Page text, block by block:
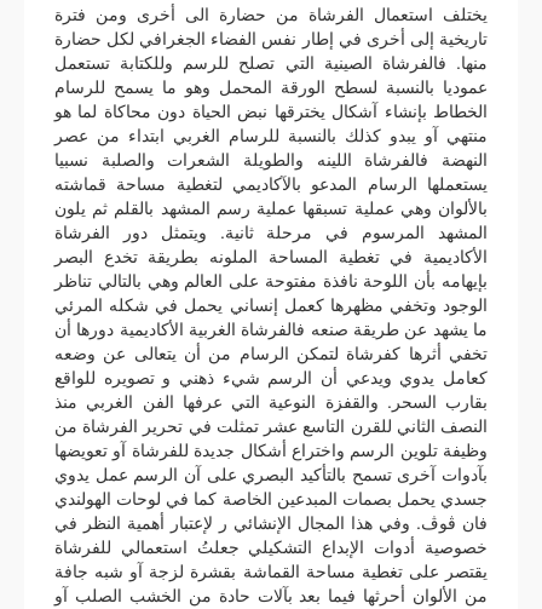
يختلف استعمال الفرشاة من حضارة الى أخرى ومن فترة
تاريخية إلى أخرى في إطار نفس الفضاء الجغرافي لكل حضارة
منها. فالفرشاة الصينية التي تصلح للرسم وللكتابة تستعمل
عموديا بالنسبة لسطح الورقة المحمل وهو ما يسمح للرسام
الخطاط بإنشاء آشكال يخترقها نبض الحياة دون محاكاة لما هو
منتهي آو يبدو كذلك بالنسبة للرسام الغربي ابتداء من عصر
النهضة فالفرشاة اللينه والطويلة الشعرات والصلبة نسبيا
يستعملها الرسام المدعو بالآكاديمي لتغطية مساحة قماشته
بالألوان وهي عملية تسبقها عملية رسم المشهد بالقلم ثم يلون
المشهد المرسوم في مرحلة ثانية. ويتمثل دور الفرشاة
الأكاديمية في تغطية المساحة الملونه بطريقة تخدع البصر
بإيهامه بأن اللوحة نافذة مفتوحة على العالم وهي بالتالي تناظر
الوجود وتخفي مظهرها كعمل إنساني يحمل في شكله المرئي
ما يشهد عن طريقة صنعه فالفرشاة الغربية الأكاديمية دورها أن
تخفي أثرها كفرشاة لتمكن الرسام من أن يتعالى عن وضعه
كعامل يدوي ويدعي أن الرسم شيء ذهني و تصويره للواقع
بقارب السحر. والقفزة النوعية التي عرفها الفن الغربي منذ
النصف الثاني للقرن التاسع عشر تمثلت في تحرير الفرشاة من
وظيفة تلوين الرسم واختراع أشكال جديدة للفرشاة آو تعويضها
بآدوات آخرى تسمح بالتأكيد البصري على آن الرسم عمل يدوي
جسدي يحمل بصمات المبدعين الخاصة كما في لوحات الهولندي
فان ڤوڤ. وفي هذا المجال الإنشائي ر لإعتبار أهمية النظر في
خصوصية أدوات الإبداع التشكيلي جعلتُ استعمالي للفرشاة
يقتصر على تغطية مساحة القماشة بقشرة لزجة آو شبه جافة
من الألوان أحرثها فيما بعد بآلات حادة من الخشب الصلب آو